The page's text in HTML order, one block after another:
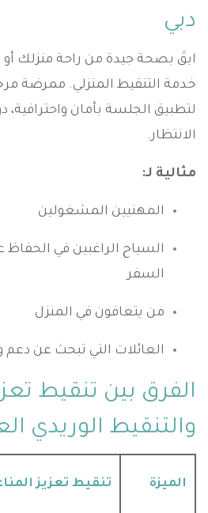
دبي
ابقَ بصحة جيدة من راحة منزلك
خدمة التنقيط المنزلي. ممرضة
لتطبيق الجلسة بأمان واحترافية،
الانتظار.
مثالية لـ:
المهنيين المشغولين
السياح الراغبين في
السفر
من يتعافون في المنزل
العائلات التي تبحث عن دعم
الفرق بين تنقيط
والتنقيط الوريدي
الميزة تنقيط تعزيز